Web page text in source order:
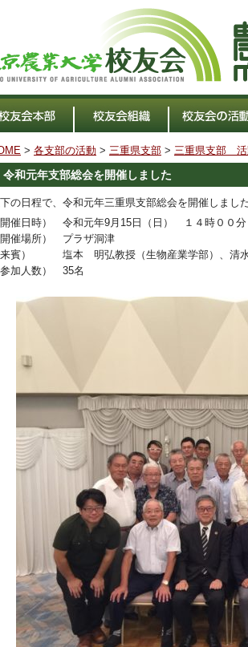
> 各支部の活動 > 三重県支部 > 三重県支部 活
令和元年支部総会を開催しました
の日程で、令和元年三重県支部総会を開催しました
開催日時） 令和元年9月15日（日） １４時００分
開催場所） プラザ洞津
来賓） 塩本 明弘教授（生物産業学部）、清水
参加人数） 35名